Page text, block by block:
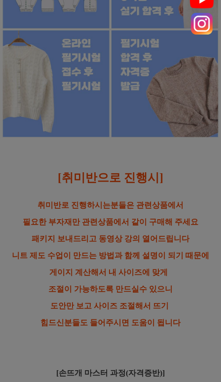
[취미반으로 진행시]
취미반로 진행하시는분들은 관련상품에서
필요한 부자재만 관련상품에서 같이 구매해 주세요
패키지 보내드리고 동영상 강의 열어드립니다
니트 제도 수업이 만드는 방법과 함께 설명이 되기 때문에
게이지 계산해서 내 사이즈에 맞게
조절이 가능하도록 만드실수 있으니
도안만 보고 사이즈 조절해서 뜨기
힘드신분들도 들어주시면 도움이 됩니다
[손뜨개 마스터 과정(자격증반)]